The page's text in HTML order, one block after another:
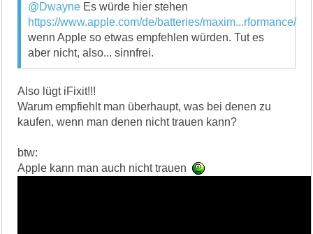
@Dwayne Es würde hier stehen
https://www.apple.com/de/batteries/maxim...rformance/
wenn Apple so etwas empfehlen würden. Tut es
aber nicht, also... sinnfrei.
Also lügt iFixit!!!
Warum empfiehlt man überhaupt, was bei denen zu
kaufen, wenn man denen nicht trauen kann?
btw:
Apple kann man auch nicht trauen